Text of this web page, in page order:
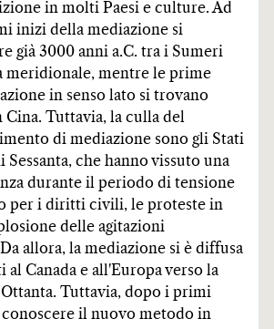
in molti Paesi e culture. Ad
inizi della mediazione si
già 3000 anni a.C. tra i Sumeri
meridionale, mentre le prime
in senso lato si trovano
Cina. Tuttavia, la culla del
di mediazione sono gli Stati
Sessanta, che hanno vissuto una
durante il periodo di tensione
per i diritti civili, le proteste in
delle agitazioni
allora, la mediazione si è diffusa
al Canada e all'Europa verso la
Tuttavia, dopo i primi
il nuovo metodo in